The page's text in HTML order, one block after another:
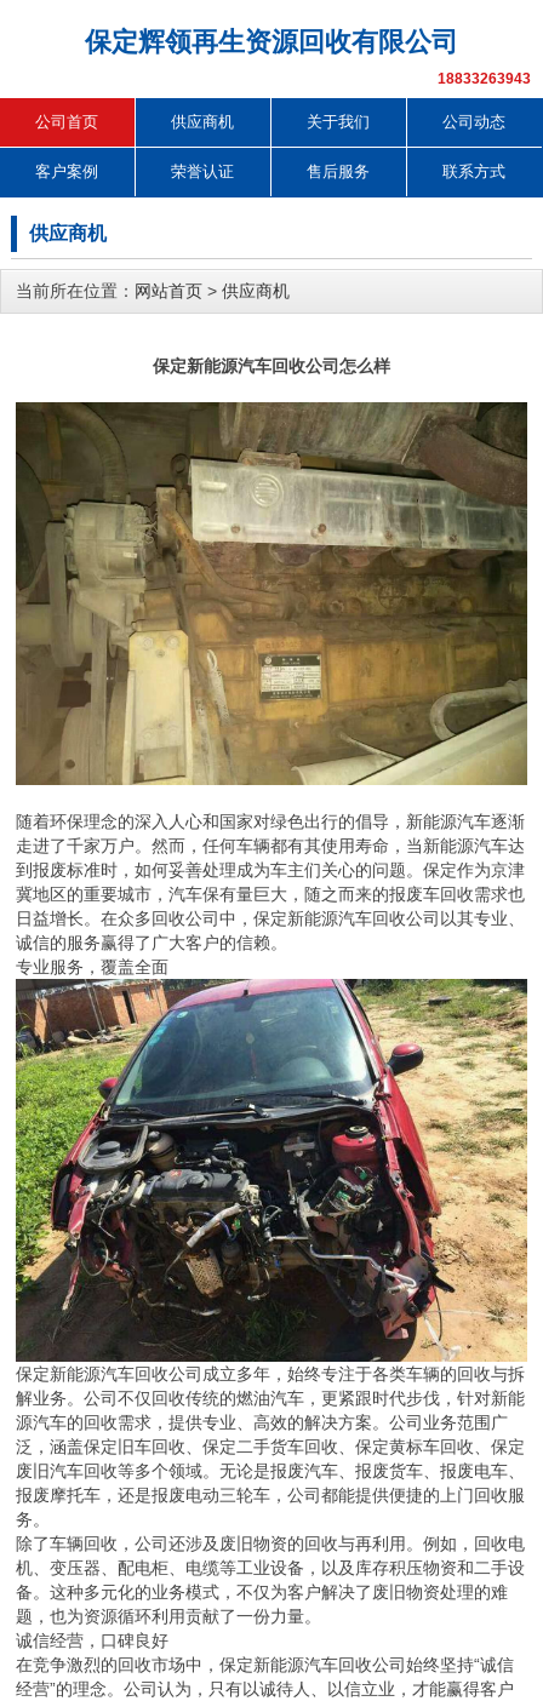
保定辉领再生资源回收有限公司
18833263943
公司首页 供应商机 关于我们 公司动态
客户案例 荣誉认证 售后服务 联系方式
供应商机
当前所在位置： 网站首页 > 供应商机
保定新能源汽车回收公司怎么样
随着环保理念的深入人心和国家对绿色出行的倡导，新能源汽车逐渐
走进了千家万户。然而，任何车辆都有其使用寿命，当新能源汽车达
到报废标准时，如何妥善处理成为车主们关心的问题。保定作为京津
冀地区的重要城市，汽车保有量巨大，随之而来的报废车回收需求也
日益增长。在众多回收公司中，保定新能源汽车回收公司以其专业、
诚信的服务赢得了广大客户的信赖。
专业服务，覆盖全面
保定新能源汽车回收公司成立多年，始终专注于各类车辆的回收与拆
解业务。公司不仅回收传统的燃油汽车，更紧跟时代步伐，针对新能
源汽车的回收需求，提供专业、高效的解决方案。公司业务范围广
泛，涵盖保定旧车回收、保定二手货车回收、保定黄标车回收、保定
废旧汽车回收等多个领域。无论是报废汽车、报废货车、报废电车、
报废摩托车，还是报废电动三轮车，公司都能提供便捷的上门回收服
务。
除了车辆回收，公司还涉及废旧物资的回收与再利用。例如，回收电
机、变压器、配电柜、电缆等工业设备，以及库存积压物资和二手设
备。这种多元化的业务模式，不仅为客户解决了废旧物资处理的难
题，也为资源循环利用贡献了一份力量。
诚信经营，口碑良好
在竞争激烈的回收市场中，保定新能源汽车回收公司始终坚持“诚信
经营”的理念。公司认为，只有以诚待人、以信立业，才能赢得客户